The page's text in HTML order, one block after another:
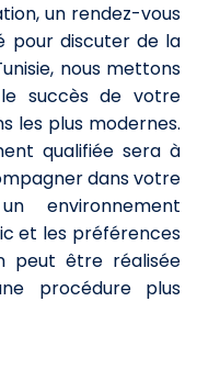
un rendez-vous
pour discuter de la
nous mettons
succès de votre
les plus modernes.
qualifiée sera à
dans votre
environnement
et les préférences
peut être réalisée
procédure plus